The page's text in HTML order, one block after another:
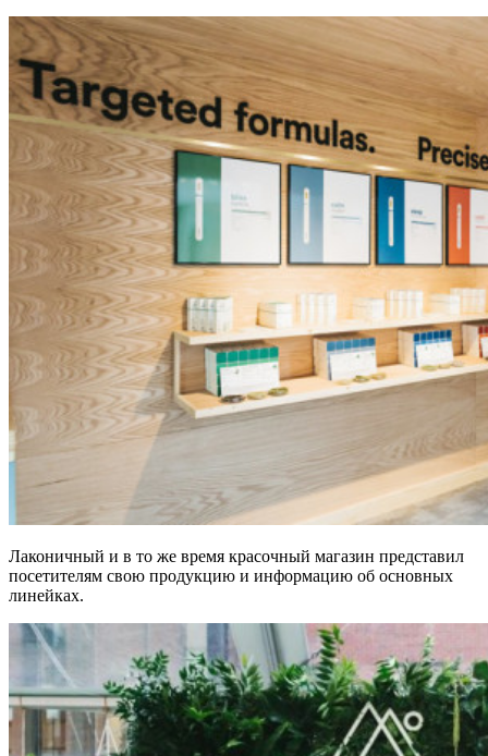
Лаконичный и в то же время красочный магазин представил
посетителям свою продукцию и информацию об основных
линейках.